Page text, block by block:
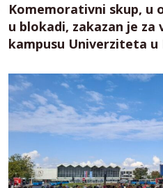
Komemorativni skup, u
u blokadi, zakazan je za
kampusu Univerziteta u